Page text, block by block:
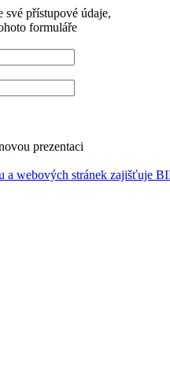
své přístupové údaje,
formuláře
prezentaci
a webových stránek zajišťuje